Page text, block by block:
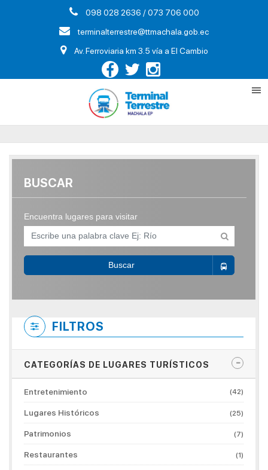
098 028 2636 / 073 706 000
terminalterrestre@ttmachala.gob.ec
Av. Ferroviaria km 3.5 vía a El Cambio
BUSCAR
Encuentra lugares para visitar
Buscar
FILTROS
CATEGORÍAS DE LUGARES TURÍSTICOS
Entretenimiento (42)
Lugares Históricos (25)
Patrimonios (7)
Restaurantes (1)